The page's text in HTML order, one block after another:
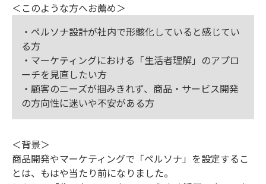
＜このような方へお薦め＞
・ペルソナ設計が社内で形骸化していると感じてい
る方
・マーケティングにおける「生活者理解」のアプロ
ーチを見直したい方
・顧客のニーズが掴みきれず、商品・サービス開発
の方向性に迷いや不安がある方
＜背景＞
商品開発やマーケティングで「ペルソナ」を設定するこ
とは、もはや当たり前になりました。